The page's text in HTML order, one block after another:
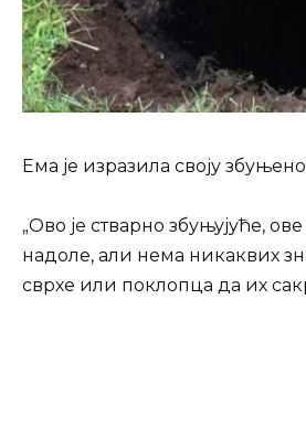
Ема је изразила своју
„Ово је стварно збуњујуће,
надоле, али нема никаквих
сврхе или поклопца да их